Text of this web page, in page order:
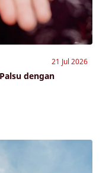
21 Jul 2026
dengan